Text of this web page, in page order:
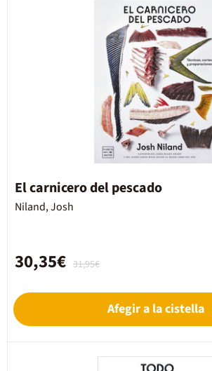
El carnicero del pescado
Niland, Josh
31,95€
30,35€
Afegir a la cistella